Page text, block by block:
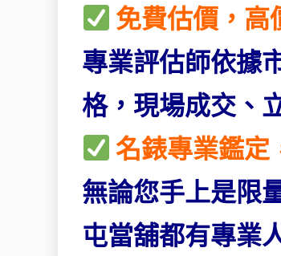
免費估價，高
專業評估師依據
格，現場成交、
名錶專業鑑定
無論您手上是限
屯當舖都有專業